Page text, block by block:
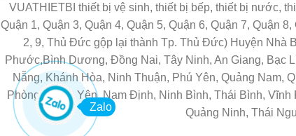
VUATHIETBI thiết bị vệ sinh, thiết bị bếp, thiết bị nước,
Quận 1, Quận 3, Quận 4, Quận 5, Quận 6, Quận 7, Quận
2, 9, Thủ Đức gộp lại thành Tp. Thủ Đức) Huyện Nhà
Phước,Bình Dương, Đồng Nai, Tây Ninh, An Giang, Bạc
Nẵng, Khánh Hòa, Ninh Thuận, Phú Yên, Quảng Nam,
Phòng, Hưng Yên, Nam Định, Ninh Bình, Thái Bình,
Quảng Ninh, Thái
Zalo